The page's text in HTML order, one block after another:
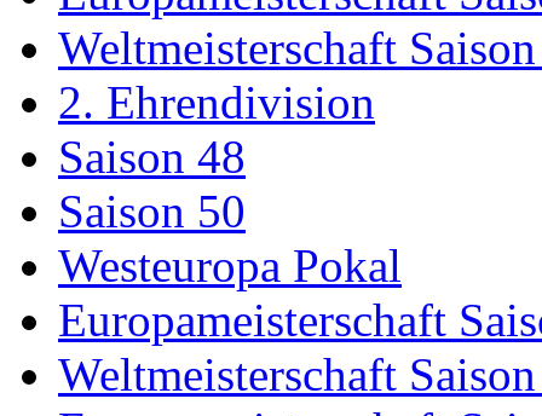
Weltmeisterschaft
2. Ehrendivision
Saison 48
Saison 50
Westeuropa Pokal
Europameisterschaft
Weltmeisterschaft